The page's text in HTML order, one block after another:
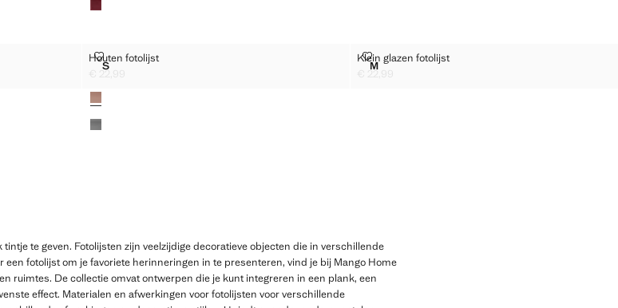
Maten
SHOUTEN FOTOLIJST
Houten fotolijst
HOUTEN FOTOLIJST
€ 22,99
Kleuren
Maten
MKLEIN GLAZEN FOTOLIJST
Klein glazen fotolijst
KLEIN GLAZEN FOTOLIJST
€ 22,99
te geven. Fotolijsten zijn veelzijdige decoratieve objecten die in verschillende
een fotolijst om je favoriete herinneringen in te presenteren, vind je bij Mango Home
ruimtes. De collectie omvat ontwerpen die je kunt integreren in een plank, een
effect. Materialen en afwerkingen voor fotolijsten voor verschillende